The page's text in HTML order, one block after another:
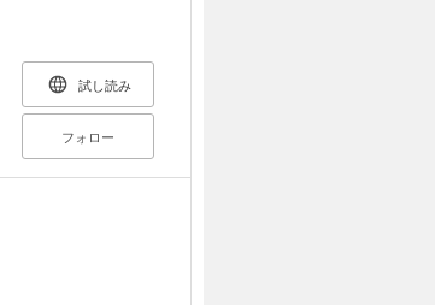
試し読み
フォロー